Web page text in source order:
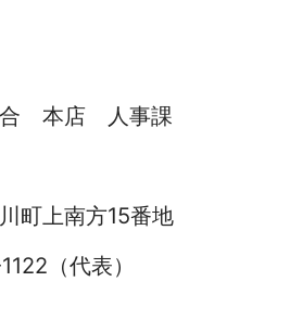
合 本店 人事課
町上南方15番地
（代表）